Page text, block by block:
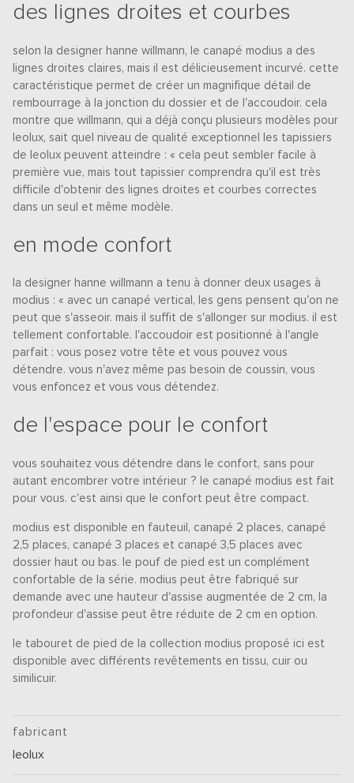
des lignes droites et courbes
selon la designer hanne willmann, le canapé modius a des
lignes droites claires, mais il est délicieusement incurvé. cette
caractéristique permet de créer un magnifique détail de
rembourrage à la jonction du dossier et de l'accoudoir. cela
montre que willmann, qui a déjà conçu plusieurs modèles pour
leolux, sait quel niveau de qualité exceptionnel les tapissiers
de leolux peuvent atteindre : « cela peut sembler facile à
première vue, mais tout tapissier comprendra qu'il est très
difficile d'obtenir des lignes droites et courbes correctes
dans un seul et même modèle.
en mode confort
la designer hanne willmann a tenu à donner deux usages à
modius : « avec un canapé vertical, les gens pensent qu'on ne
peut que s'asseoir. mais il suffit de s'allonger sur modius. il est
tellement confortable. l'accoudoir est positionné à l'angle
parfait : vous posez votre tête et vous pouvez vous
détendre. vous n'avez même pas besoin de coussin, vous
vous enfoncez et vous vous détendez.
de l'espace pour le confort
vous souhaitez vous détendre dans le confort, sans pour
autant encombrer votre intérieur ? le canapé modius est fait
pour vous. c'est ainsi que le confort peut être compact.
modius est disponible en fauteuil, canapé 2 places, canapé
2,5 places, canapé 3 places et canapé 3,5 places avec
dossier haut ou bas. le pouf de pied est un complément
confortable de la série. modius peut être fabriqué sur
demande avec une hauteur d'assise augmentée de 2 cm, la
profondeur d'assise peut être réduite de 2 cm en option.
le tabouret de pied de la collection modius proposé ici est
disponible avec différents revêtements en tissu, cuir ou
similicuir.
fabricant
leolux